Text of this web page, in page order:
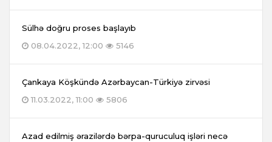
Sülhə doğru proses başlayıb
08.04.2022, 12:00
5146
Çankaya Köşkündə Azərbaycan-Türkiyə zirvəsi
11.03.2022, 11:00
5806
Azad edilmiş ərazilərdə bərpa-quruculuq işləri necə